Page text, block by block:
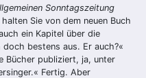
Sonntagszeitung
Sie von dem neuen Buch
ein Kapitel über die
bestens aus. Er auch?«
Bücher publiziert, ja, unter
Fertig. Aber